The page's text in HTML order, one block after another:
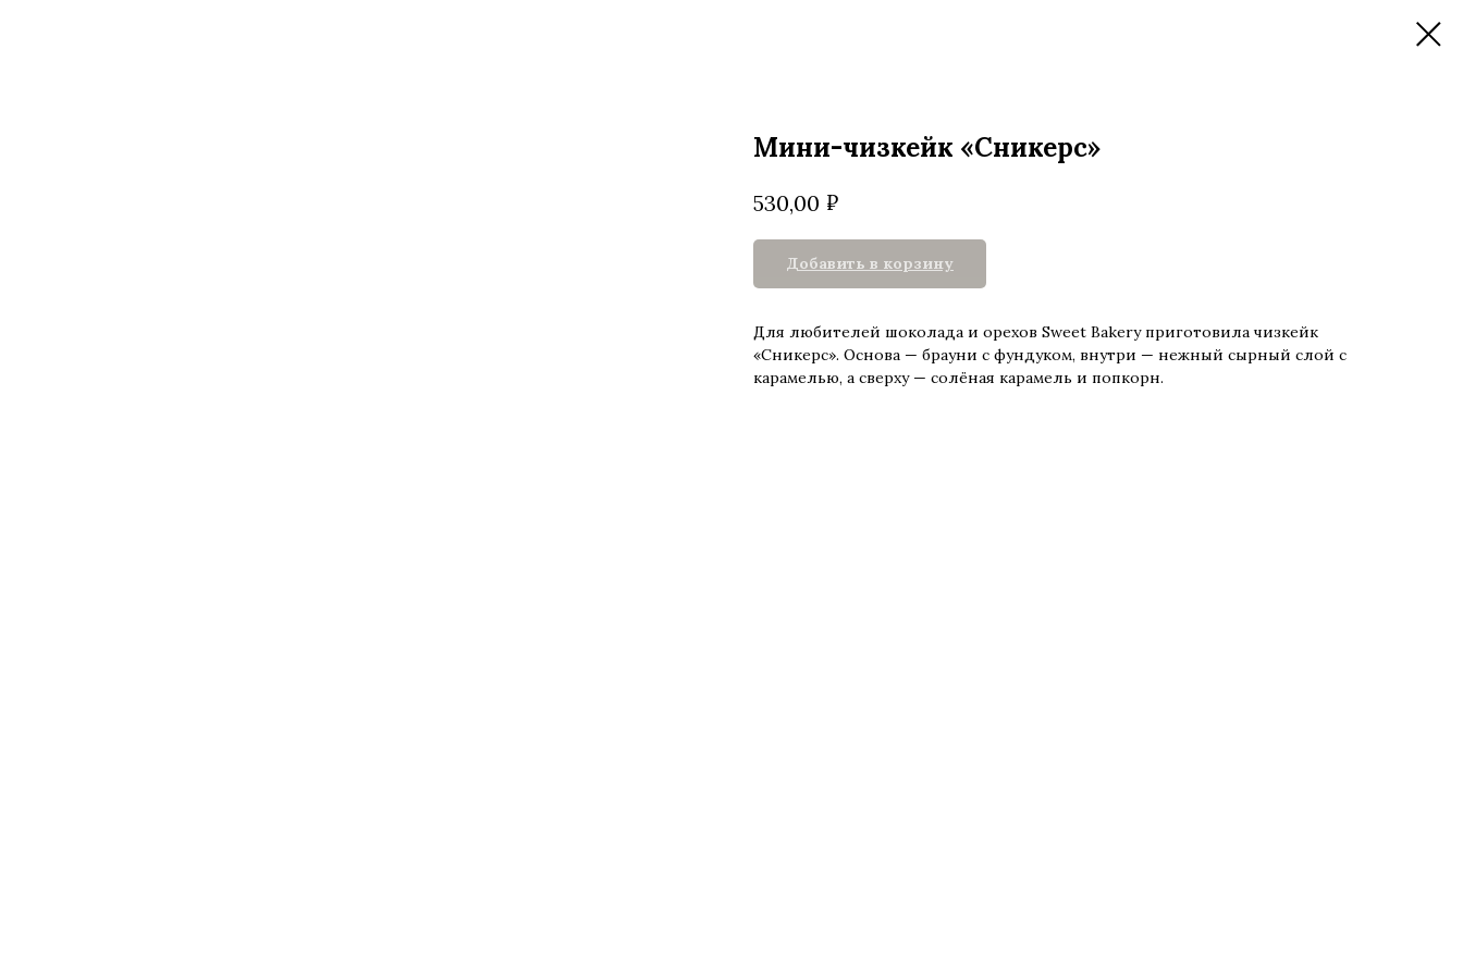
Мини-чизкейк «Сникерс»
530,00 ₽
Добавить в корзину
Для любителей шоколада и орехов Sweet Bakery приготовила чизкейк
«Сникерс». Основа — брауни с фундуком, внутри — нежный сырный слой с
карамелью, а сверху — солёная карамель и попкорн.